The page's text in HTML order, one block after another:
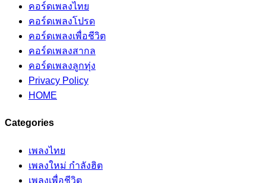
คอร์ดเพลงไทย
คอร์ดเพลงโปรด
คอร์ดเพลงเพื่อชีวิต
คอร์ดเพลงสากล
คอร์ดเพลงลูกทุ่ง
Privacy Policy
HOME
Categories
เพลงไทย
เพลงใหม่ กำลังฮิต
เพลงเพื่อชีวิต